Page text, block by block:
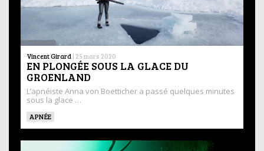
Vincent Girard | 25 mars 2020
EN PLONGÉE SOUS LA GLACE DU
GROENLAND
L’apnéiste Anna von Boetticher a passé quelques minutes
sous la glace …
APNÉE